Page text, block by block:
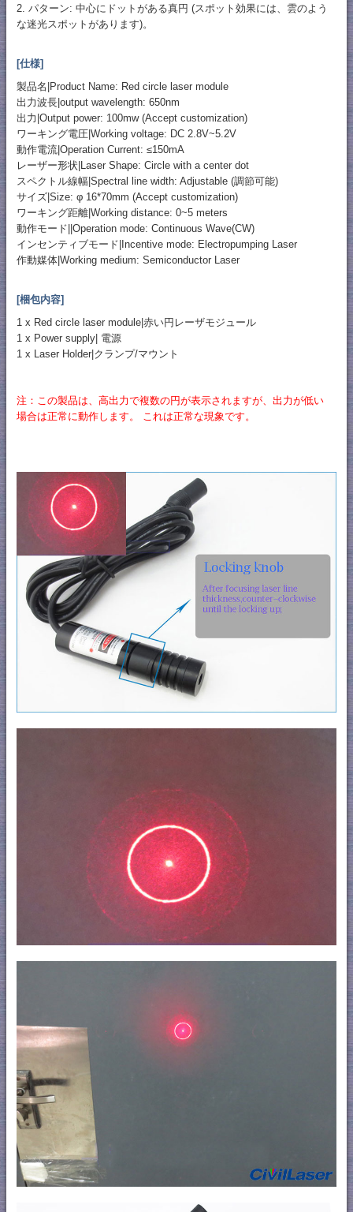
2. パターン: 中心にドットがある真円 (スポット効果には、雲のよう
な迷光スポットがあります)。
[仕様]
製品名|Product Name: Red circle laser module
出力波長|output wavelength: 650nm
出力|Output power: 100mw (Accept customization)
ワーキング電圧|Working voltage: DC 2.8V~5.2V
動作電流|Operation Current: ≤150mA
レーザー形状|Laser Shape: Circle with a center dot
スペクトル線幅|Spectral line width: Adjustable (調節可能)
サイズ|Size: φ 16*70mm (Accept customization)
ワーキング距離|Working distance: 0~5 meters
動作モード||Operation mode: Continuous Wave(CW)
インセンティブモード|Incentive mode: Electropumping Laser
作動媒体|Working medium: Semiconductor Laser
[梱包内容]
1 x Red circle laser module|赤い円レーザモジュール
1 x Power supply| 電源
1 x Laser Holder|クランプ/マウント
注：この製品は、高出力で複数の円が表示されますが、出力が低い
場合は正常に動作します。 これは正常な現象です。